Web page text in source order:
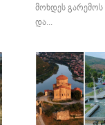
მოხდეს
და...